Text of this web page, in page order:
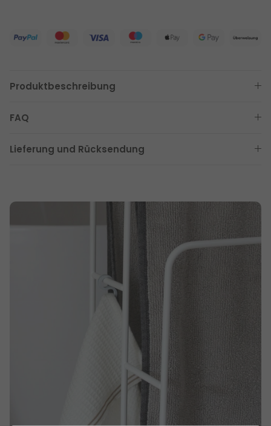
Produktbeschreibung
FAQ
Lieferung und Rücksendung